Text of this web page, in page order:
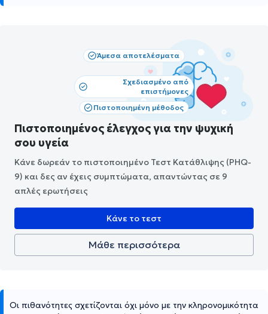
Άμεσα αποτελέσματα
Σχεδιασμένο από
επιστήμονες
Πιστοποιημένη μέθοδος
Πιστοποιημένος έλεγχος για την ψυχική
σου υγεία
Κάνε δωρεάν το πιστοποιημένο Τεστ Κατάθλιψης (PHQ-
9) και δες αν έχεις συμπτώματα, απαντώντας σε 9
απλές ερωτήσεις
Κάνε το τεστ
Μάθε περισσότερα
Οι πιθανότητες σχετίζονται όχι μόνο με την κληρονομικότητα